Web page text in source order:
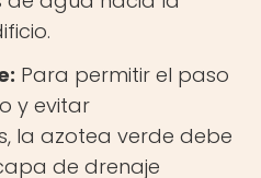
Para permitir el paso
y evitar
la azotea verde debe
de drenaje